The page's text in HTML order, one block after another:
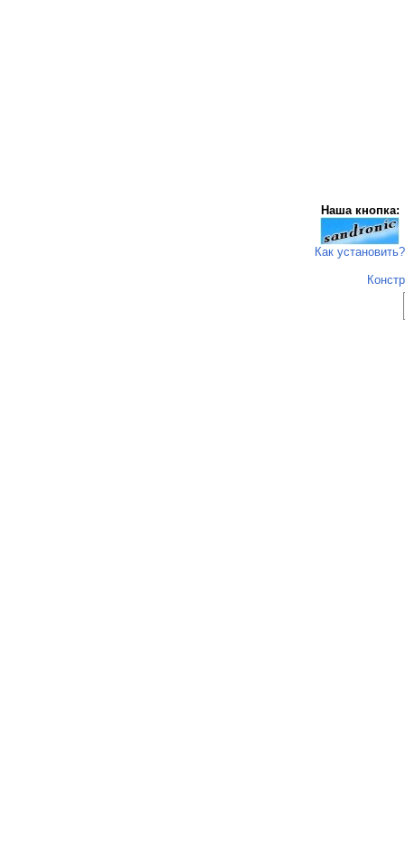
Наша кнопка:
Как установить?